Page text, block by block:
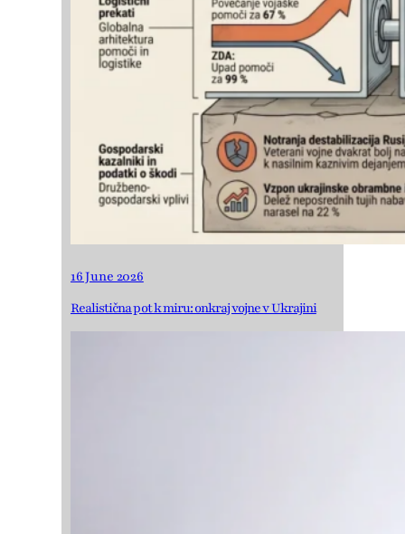
16 June 2026
Realistična pot k miru: onkraj vojne v Ukrajini